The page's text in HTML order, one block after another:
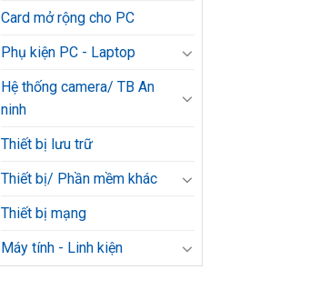
Card mở rộng cho PC
Phụ kiện PC - Laptop
Hệ thống camera/ TB An
ninh
Thiết bị lưu trữ
Thiết bị/ Phần mềm khác
Thiết bị mạng
Máy tính - Linh kiện